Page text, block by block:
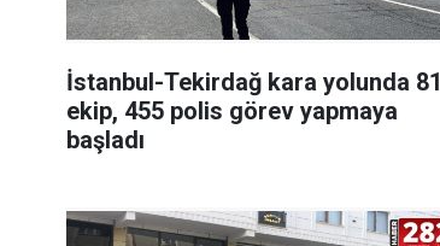
İstanbul-Tekirdağ kara yolunda 81
ekip, 455 polis görev yapmaya
başladı